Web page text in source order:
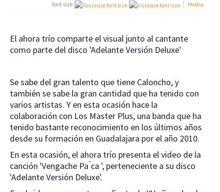
font size Media
El ahora trío comparte el visual junto al cantante
como parte del disco 'Adelante Versión Deluxe'
Se sabe del gran talento que tiene Caloncho, y
también se sabe la gran cantidad que ha tenido con
varios artistas. Y en esta ocasión hace la
colaboración con Los Master Plus, una banda que ha
tenido bastante reconocimiento en los últimos años
desde su formación en Guadalajara por el año 2010.
En esta ocasión, el ahora trío presenta el video de la
canción 'Vengache Pa ́ca ', perteneciente a su disco
'Adelante Versión Deluxe'.